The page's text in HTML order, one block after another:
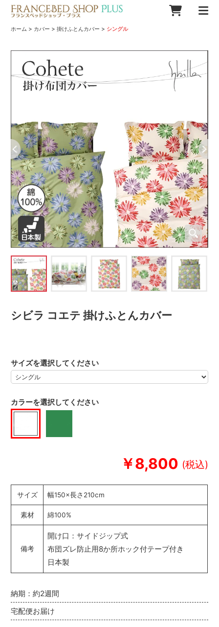
ホーム > カバー >掛けふとんカバー > シングル
シビラ コエテ 掛けふとんカバー
￥8,800
納期：約2週間
宅配便お届け
カラーを選択してください
サイズを選択してください
サイズ 幅150×長さ210cm
素材 綿100%
備考
開け口：サイドジップ式
布団ズレ防止用8か所ホック付テープ付き
日本製